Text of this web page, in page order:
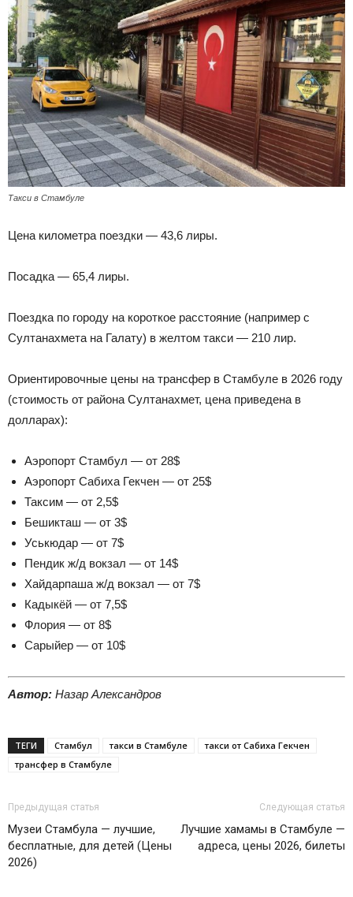
Такси в Стамбуле
Цена километра поездки — 43,6 лиры.
Посадка — 65,4 лиры.
Поездка по городу на короткое расстояние (например с
Султанахмета на Галату) в желтом такси — 210 лир.
Ориентировочные цены на трансфер в Стамбуле в 2026 году
(стоимость от района Султанахмет, цена приведена в
долларах):
Аэропорт Стамбул — от 28$
Аэропорт Сабиха Гекчен — от 25$
Таксим — от 2,5$
Бешикташ — от 3$
Уськюдар — от 7$
Пендик ж/д вокзал — от 14$
Хайдарпаша ж/д вокзал — от 7$
Кадыкёй — от 7,5$
Флория — от 8$
Сарыйер — от 10$
Автор: Назар Александров
ТЕГИ Стамбул такси в Стамбуле
такси от Сабиха Гекчен
трансфер в Стамбуле
Предыдущая статья
Музеи Стамбула — лучшие,
бесплатные, для детей (Цены
2026)
Следующая статья
Лучшие хамамы в Стамбуле —
адреса, цены 2026, билеты